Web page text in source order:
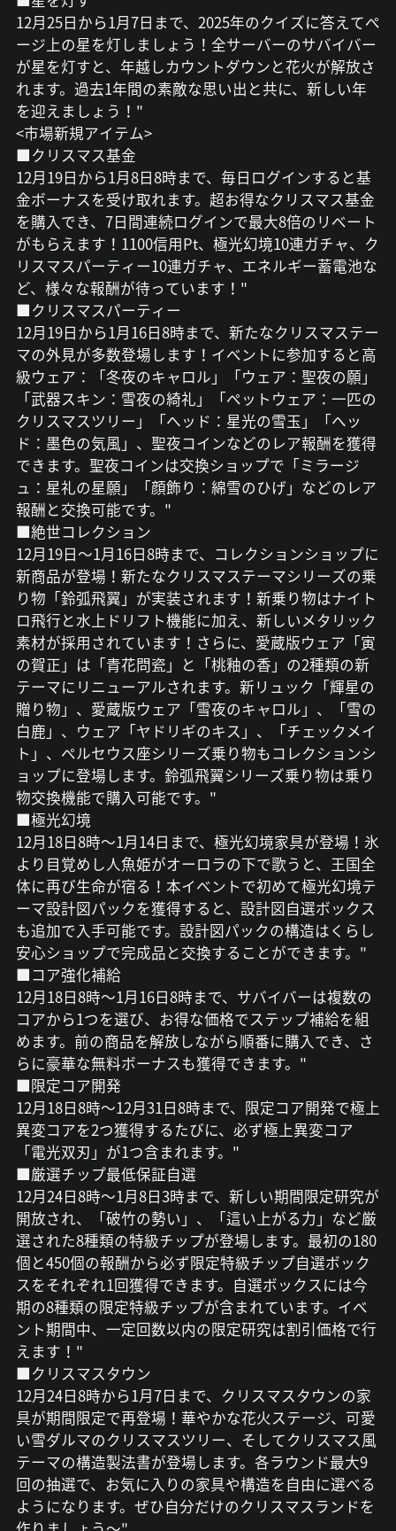
12月25日から1月7日まで、2025年のクイズに答えてペ
ージ上の星を灯しましょう！全サーバーのサバイバー
が星を灯すと、年越しカウントダウンと花火が解放さ
れます。過去1年間の素敵な思い出と共に、新しい年
を迎えましょう！"
<市場新規アイテム>
■クリスマス基金
12月19日から1月8日8時まで、毎日ログインすると基
金ボーナスを受け取れます。超お得なクリスマス基金
を購入でき、7日間連続ログインで最大8倍のリベート
がもらえます！1100信用Pt、極光幻境10連ガチャ、ク
リスマスパーティー10連ガチャ、エネルギー蓄電池な
ど、様々な報酬が待っています！"
■クリスマスパーティー
12月19日から1月16日8時まで、新たなクリスマステー
マの外見が多数登場します！イベントに参加すると高
級ウェア：「冬夜のキャロル」「ウェア：聖夜の願」
「武器スキン：雪夜の綺礼」「ペットウェア：一匹の
クリスマスツリー」「ヘッド：星光の雪玉」「ヘッ
ド：墨色の気風」、聖夜コインなどのレア報酬を獲得
できます。聖夜コインは交換ショップで「ミラージ
ュ：星礼の星願」「顔飾り：綿雪のひげ」などのレア
報酬と交換可能です。"
■絶世コレクション
12月19日～1月16日8時まで、コレクションショップに
新商品が登場！新たなクリスマステーマシリーズの乗
り物「鈴弧飛翼」が実装されます！新乗り物はナイト
ロ飛行と水上ドリフト機能に加え、新しいメタリック
素材が採用されています！さらに、愛蔵版ウェア「寅
の賀正」は「青花問瓷」と「桃釉の香」の2種類の新
テーマにリニューアルされます。新リュック「輝星の
贈り物」、愛蔵版ウェア「雪夜のキャロル」、「雪の
白鹿」、ウェア「ヤドリギのキス」、「チェックメイ
ト」、ペルセウス座シリーズ乗り物もコレクションシ
ョップに登場します。鈴弧飛翼シリーズ乗り物は乗り
物交換機能で購入可能です。"
■極光幻境
12月18日8時～1月14日まで、極光幻境家具が登場！氷
より目覚めし人魚姫がオーロラの下で歌うと、王国全
体に再び生命が宿る！本イベントで初めて極光幻境テ
ーマ設計図パックを獲得すると、設計図自選ボックス
も追加で入手可能です。設計図パックの構造はくらし
安心ショップで完成品と交換することができます。"
■コア強化補給
12月18日8時～1月16日8時まで、サバイバーは複数の
コアから1つを選び、お得な価格でステップ補給を組
めます。前の商品を解放しながら順番に購入でき、さ
らに豪華な無料ボーナスも獲得できます。"
■限定コア開発
12月18日8時～12月31日8時まで、限定コア開発で極上
異変コアを2つ獲得するたびに、必ず極上異変コア
「電光双刃」が1つ含まれます。"
■厳選チップ最低保証自選
12月24日8時～1月8日3時まで、新しい期間限定研究が
開放され、「破竹の勢い」、「這い上がる力」など厳
選された8種類の特級チップが登場します。最初の180
個と450個の報酬から必ず限定特級チップ自選ボック
スをそれぞれ1回獲得できます。自選ボックスには今
期の8種類の限定特級チップが含まれています。イベ
ント期間中、一定回数以内の限定研究は割引価格で行
えます！"
■クリスマスタウン
12月24日8時から1月7日まで、クリスマスタウンの家
具が期間限定で再登場！華やかな花火ステージ、可愛
い雪ダルマのクリスマスツリー、そしてクリスマス風
テーマの構造製法書が登場します。各ラウンド最大9
回の抽選で、お気に入りの家具や構造を自由に選べる
ようになります。ぜひ自分だけのクリスマスランドを